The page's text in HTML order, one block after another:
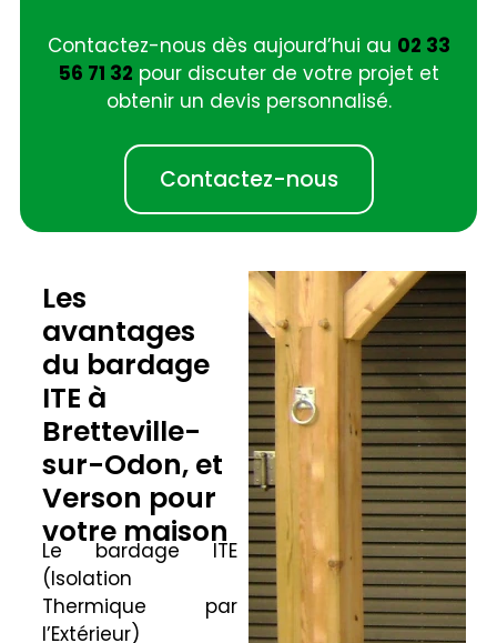
Contactez-nous dès aujourd’hui au 02 33
56 71 32 pour discuter de votre projet et
obtenir un devis personnalisé.
Contactez-nous
Les
avantages
du bardage
ITE à
Bretteville-
sur-Odon, et
Verson pour
votre maison
Le bardage ITE
(Isolation
Thermique par
l’Extérieur)